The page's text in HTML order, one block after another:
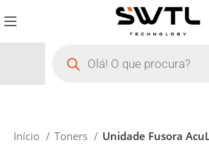
Início Toners Unidade Fusora